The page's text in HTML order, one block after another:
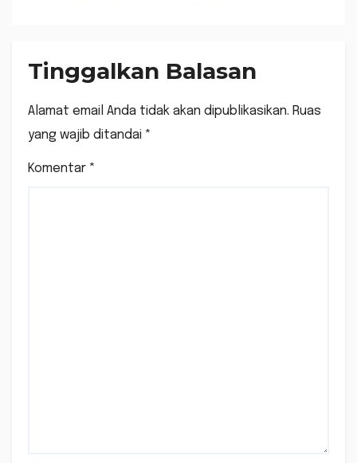
Tinggalkan Balasan
Alamat email Anda tidak akan dipublikasikan. Ruas
yang wajib ditandai *
Komentar *